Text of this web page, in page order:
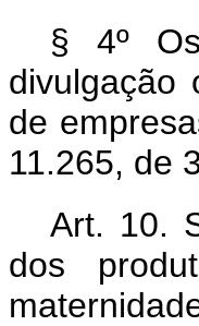
§ 4º
divulgação
de
11.265, de
Art. 10.
dos